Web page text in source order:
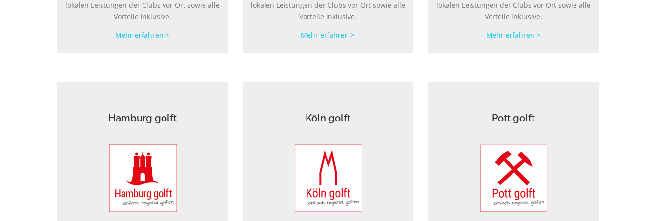
lokalen Leistungen der Clubs vor Ort sowie alle
Vorteile inklusive.
Mehr erfahren >
lokalen Leistungen der Clubs vor Ort sowie alle
Vorteile inklusive.
Mehr erfahren >
lokalen Leistungen der Clubs vor Ort sowie alle
Vorteile inklusive.
Mehr erfahren >
Hamburg golft Köln golft Pott golft